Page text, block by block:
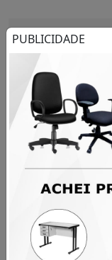
PUBLICIDADE